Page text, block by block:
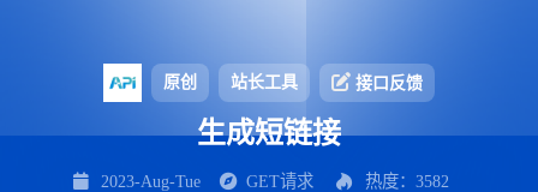
原创 站长工具 接口反馈
生成短链接
2023-Aug-Tue GET请求 热度：3582